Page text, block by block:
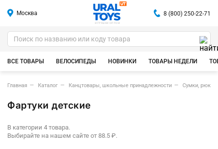
Москва
ИГРУШКИ ОПТОМ
8 (800) 250-22-71
ВСЕ ТОВАРЫ ВЕЛОСИПЕДЫ НОВИНКИ ТОВАРЫ НЕДЕЛИ
Главная Каталог Канцтовары, школьные принадлежности Сумки,
Фартуки детские
В категории 4 товара.
Выбирайте на нашем сайте от 88.5 ₽.